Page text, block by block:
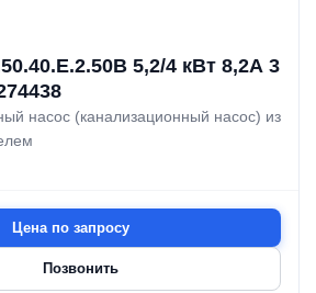
5,2/4 кВт 8,2А 3
насос (канализационный насос) из
Цена по запросу
Позвонить